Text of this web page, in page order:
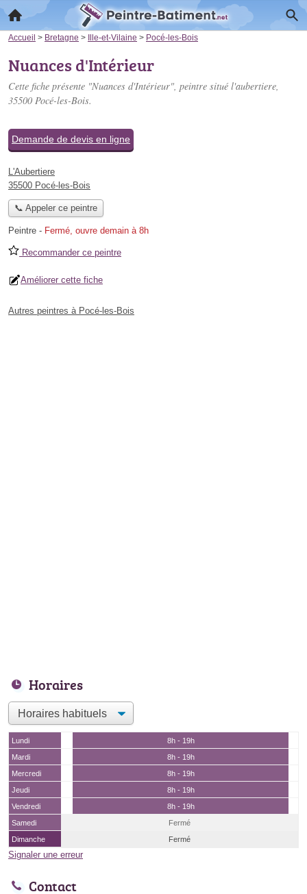
Accueil > Bretagne > Ille-et-Vilaine > Pocé-les-Bois
Nuances d'Intérieur
Cette fiche présente "Nuances d'Intérieur", peintre situé l'aubertiere,
35500 Pocé-les-Bois.
Demande de devis en ligne
L'Aubertiere
35500 Pocé-les-Bois
📞 Appeler ce peintre
Peintre - Fermé, ouvre demain à 8h
Recommander ce peintre
Améliorer cette fiche
Autres peintres à Pocé-les-Bois
Horaires
Lundi
8h - 19h
Mardi
8h - 19h
Mercredi
8h - 19h
Jeudi
8h - 19h
Vendredi
8h - 19h
Samedi
Fermé
Dimanche
Fermé
Signaler une erreur
Contact